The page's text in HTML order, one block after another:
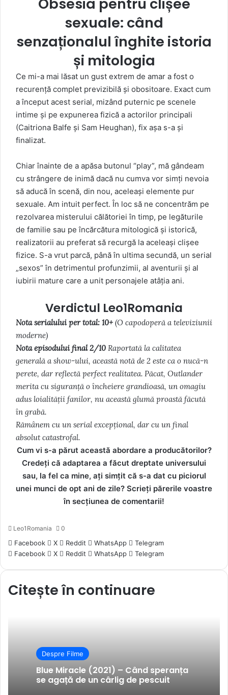
Obsesia pentru clișee
sexuale: când
senzaționalul înghite istoria
și mitologia
Ce mi-a mai lăsat un gust extrem de amar a fost o
recurență complet previzibilă și obositoare. Exact cum
a început acest serial, mizând puternic pe scenele
intime și pe expunerea fizică a actorilor principali
(Caitriona Balfe și Sam Heughan), fix așa s-a și
finalizat.
Chiar înainte de a apăsa butonul “play”, mă gândeam
cu strângere de inimă dacă nu cumva vor simți nevoia
să aducă în scenă, din nou, aceleași elemente pur
sexuale. Am intuit perfect. În loc să ne concentrăm pe
rezolvarea misterului călătoriei în timp, pe legăturile
de familie sau pe încărcătura mitologică și istorică,
realizatorii au preferat să recurgă la aceleași clișee
fizice. S-a vrut parcă, până în ultima secundă, un serial
„sexos” în detrimentul profunzimii, al aventurii și al
iubirii mature care a unit personajele atâția ani.
Verdictul Leo1Romania
Nota serialului per total: 10+ (O capodoperă a televiziunii
moderne)
Nota episodului final 2/10 Raportată la calitatea
generală a show-ului, această notă de 2 este ca o nucă-n
perete, dar reflectă perfect realitatea. Păcat, Outlander
merita cu siguranță o încheiere grandioasă, un omagiu
adus loialității fanilor, nu această glumă proastă făcută
în grabă.
Rămânem cu un serial excepțional, dar cu un final
absolut catastrofal.
Cum vi s-a părut această abordare a producătorilor?
Credeți că adaptarea a făcut dreptate universului
sau, la fel ca mine, ați simțit că s-a dat cu piciorul
unei munci de opt ani de zile? Scrieți părerile voastre
în secțiunea de comentarii!
Leo1Romania 0
Facebook X Reddit WhatsApp
Telegram
Facebook
X Reddit WhatsApp Telegram
Citește în continuare
Despre Filme
Blue Miracle (2021) – Când speranța
se agață de un cârlig de pescuit